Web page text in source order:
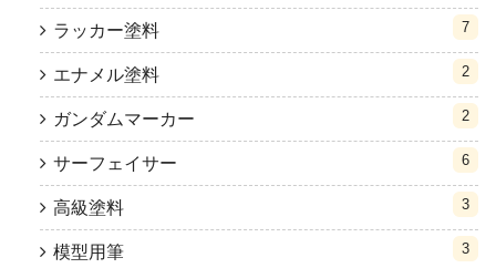
ラッカー塗料 7
エナメル塗料 2
ガンダムマーカー 2
サーフェイサー 6
高級塗料 3
模型用筆 3